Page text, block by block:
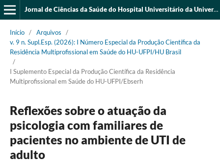
Jornal de Ciências da Saúde do Hospital Universitário da Universidade Federal do Piauí
Início / Arquivos
/
v. 9 n. Supl.Esp. (2026): I Número Especial da Produção Científica da
Residência Multiprofissional em Saúde do HU-UFPI/HU Brasil
/
I Suplemento Especial da Produção Científica da Residência
Multiprofissional em Saúde do HU-UFPI/Ebserh
Reflexões sobre o atuação da
psicologia com familiares de
pacientes no ambiente de UTI de
adulto